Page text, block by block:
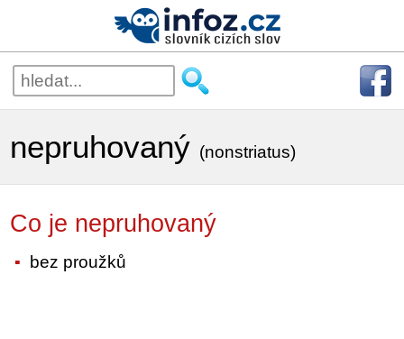
nepruhovaný (nonstriatus)
Co je nepruhovaný
bez proužků